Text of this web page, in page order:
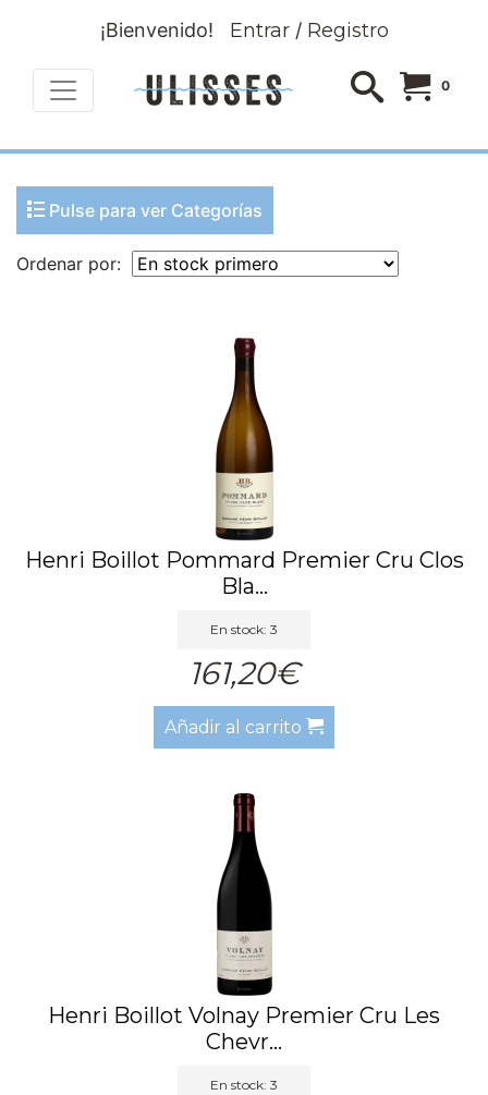
¡Bienvenido! Entrar/ Registro
0
Pulse para ver Categorías
Ordenar por:
Henri Boillot Pommard Premier Cru Clos
Bla...
En stock: 3
161,20€
Añadir al carrito
Henri Boillot Volnay Premier Cru Les
Chevr...
En stock: 3